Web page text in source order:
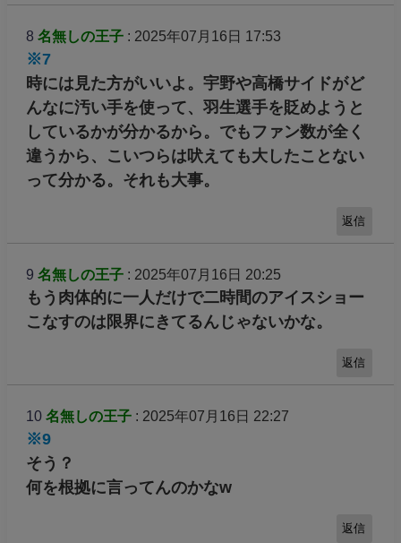
8 名無しの王子: 2025年07月16日 17:53
※7
時には見た方がいいよ。宇野や高橋サイドがど
んなに汚い手を使って、羽生選手を貶めようと
しているかが分かるから。でもファン数が全く
違うから、こいつらは吠えても大したことない
って分かる。それも大事。
返信
9 名無しの王子: 2025年07月16日 20:25
もう肉体的に一人だけで二時間のアイスショー
こなすのは限界にきてるんじゃないかな。
返信
10 名無しの王子: 2025年07月16日 22:27
※9
そう？
何を根拠に言ってんのかなw
返信